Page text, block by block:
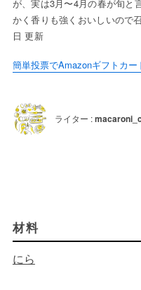
が、実は3月〜4月の春が旬と
かく香りも強くおいしいので
日 更新
簡単投票でAmazonギフトカー
ライター :
材料
にら